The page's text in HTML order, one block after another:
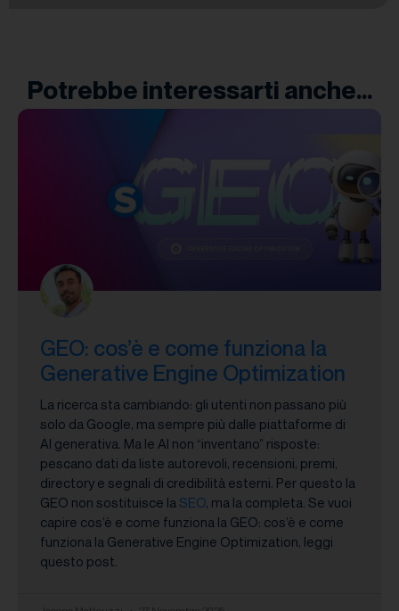
Potrebbe interessarti anche...
GEO: cos’è e come funziona la
Generative Engine Optimization
La ricerca sta cambiando: gli utenti non passano più
solo da Google, ma sempre più dalle piattaforme di
AI generativa. Ma le AI non “inventano” risposte:
pescano dati da liste autorevoli, recensioni, premi,
directory e segnali di credibilità esterni. Per questo la
GEO non sostituisce la SEO, ma la completa. Se vuoi
capire cos’è e come funziona la GEO: cos’è e come
funziona la Generative Engine Optimization, leggi
questo post.